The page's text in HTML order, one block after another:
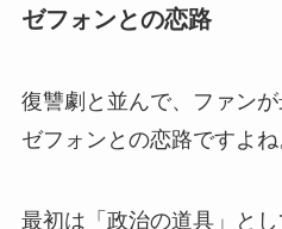
ゼフォンとの恋路
復讐劇と並んで、ファン
ゼフォンとの恋路ですよね
最初は「政治の道具」と